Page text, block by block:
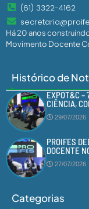
(61) 3322-4162
Há 20 anos
Movimento Docente
Histórico de
EXPOT&C –
CIÊNCIA,
29/07/2026
PROIFES
DOCENTE
27/07/2026
Categorias